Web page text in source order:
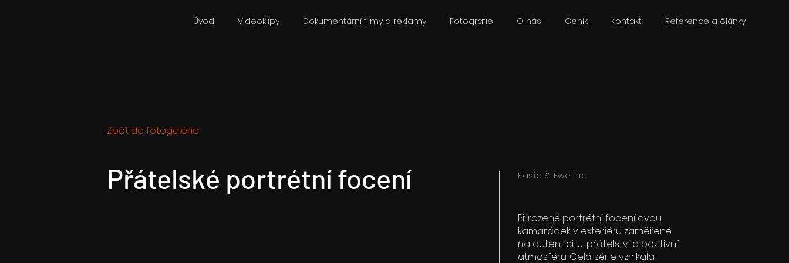
Úvod Videoklipy Dokumentární filmy a reklamy Fotografie O nás Ceník Kontakt Reference a články
Zpět do fotogalerie
Přátelské portrétní focení Kasia & Ewelina
Přirozené portrétní focení dvou
kamarádek v exteriéru zaměřené
na autenticitu, přátelství a pozitivní
atmosféru. Celá série vznikala